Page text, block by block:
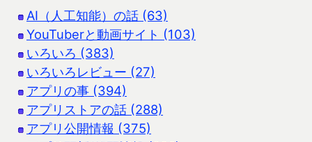
AI（人工知能）の話 (63)
YouTuberと動画サイト (103)
いろいろ (383)
いろいろレビュー (27)
アプリの事 (394)
アプリストアの話 (288)
アプリ公開情報 (375)